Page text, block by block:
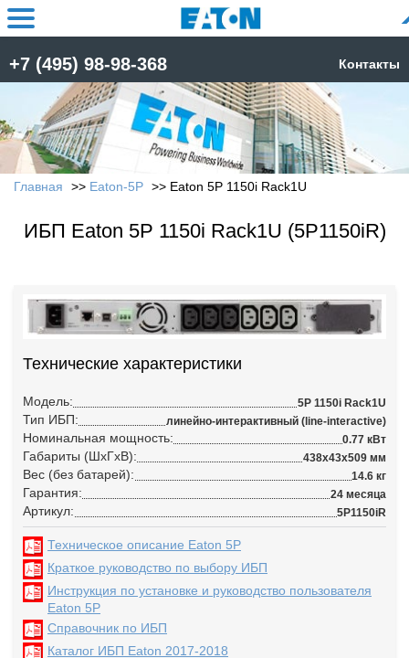
+7 (495) 98-98-368 Контакты
Главная Eaton-5P Eaton 5P 1150i Rack1U
ИБП Eaton 5P 1150i Rack1U (5P1150iR)
Технические характеристики
Модель: 5P 1150i Rack1U
Тип ИБП: линейно-интерактивный (line-interactive)
Номинальная мощность: 0.77 кВт
Габариты (ШхГхВ): 438x43x509 мм
Вес (без батарей): 14.6 кг
Гарантия: 24 месяца
Артикул: 5P1150iR
Техническое описание Eaton 5P
Краткое руководство по выбору ИБП
Инструкция по установке и руководство пользователя
Eaton 5P
Справочник по ИБП
Каталог ИБП Eaton 2017-2018